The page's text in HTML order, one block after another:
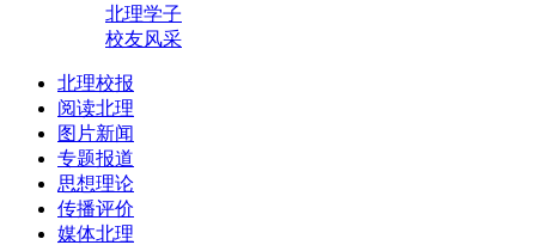
北理学子
校友风采
北理校报
阅读北理
图片新闻
专题报道
思想理论
传播评价
媒体北理